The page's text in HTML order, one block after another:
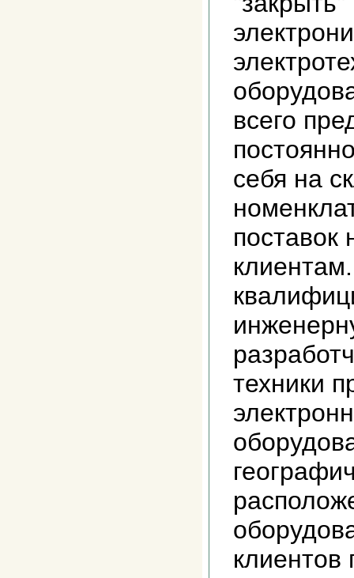
всего
себя на
техники
клиентов